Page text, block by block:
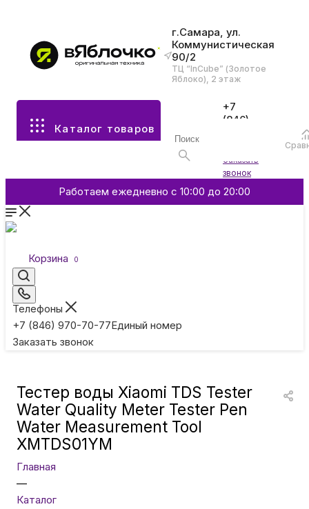
г.Самара, ул.
Коммунистическая
90/2
ТЦ “InCube” (Золотое
Яблоко), 2 этаж
Каталог товаров
+7
(846)
Заказать
звонок
Работаем ежедневно с 10:00 до 20:00
Корзина 0
Телефоны
+7 (846) 970-70-77Единый номер
Заказать звонок
Все разделы каталога
Аксессуары
Смартфоны и гаджеты
Умные кольца
Тестер воды Xiaomi TDS Tester
Water Quality Meter Tester Pen
Water Measurement Tool
XMTDS01YM
Главная
—
Каталог